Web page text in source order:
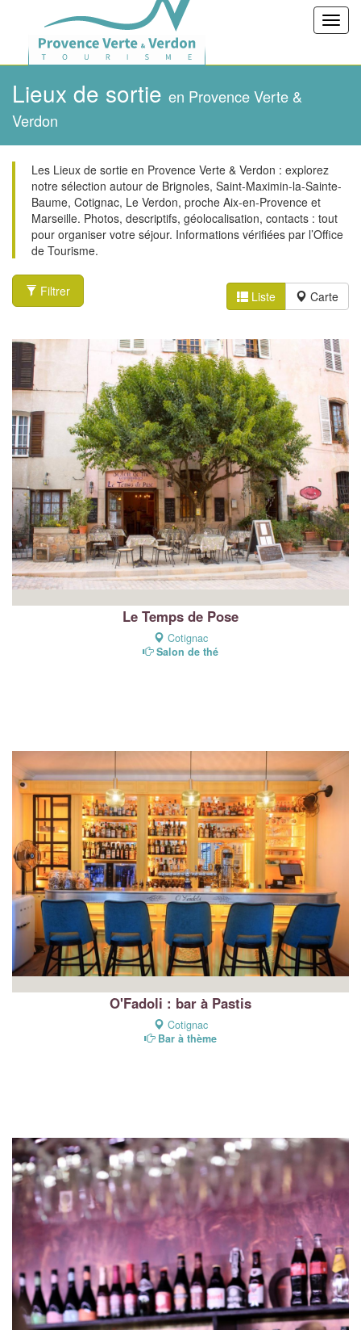
Lieux de sortie en Provence Verte &
Verdon
Les Lieux de sortie en Provence Verte & Verdon : explorez
notre sélection autour de Brignoles, Saint-Maximin-la-Sainte-
Baume, Cotignac, Le Verdon, proche Aix-en-Provence et
Marseille. Photos, descriptifs, géolocalisation, contacts : tout
pour organiser votre séjour. Informations vérifiées par l’Office
de Tourisme.
Filtrer Liste Carte
Le Temps de Pose
Cotignac
Salon de thé
O'Fadoli : bar à Pastis
Cotignac
Bar à thème